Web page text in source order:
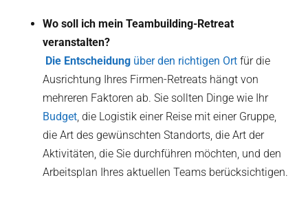
Wo soll ich mein Teambuilding-Retreat
veranstalten?
‍ Die Entscheidung über den richtigen Ort für die
Ausrichtung Ihres Firmen-Retreats hängt von
mehreren Faktoren ab. Sie sollten Dinge wie Ihr
Budget, die Logistik einer Reise mit einer Gruppe,
die Art des gewünschten Standorts, die Art der
Aktivitäten, die Sie durchführen möchten, und den
Arbeitsplan Ihres aktuellen Teams berücksichtigen.